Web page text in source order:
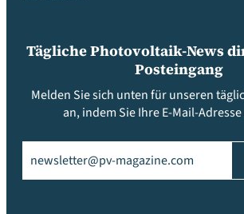
Tägliche Photovoltaik-News
Posteingang
Melden Sie sich unten für unseren
an, indem Sie Ihre E-Mail-